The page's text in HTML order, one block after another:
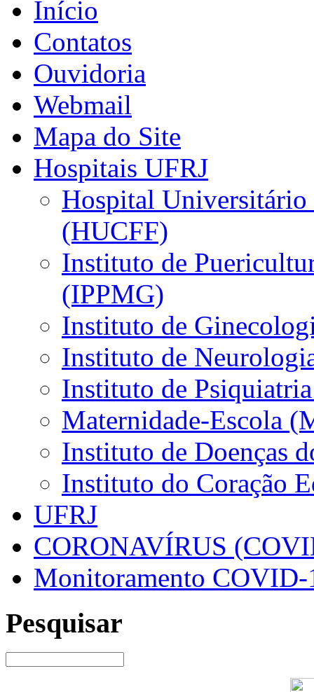
Início
Contatos
Ouvidoria
Webmail
Mapa do Site
Hospitais UFRJ
Hospital
(HUCFF)
Instituto de
(IPPMG)
Instituto de
Instituto de
Instituto de
Maternidade-Escola
Instituto de Doenças
Instituto do Coração
UFRJ
CORONAVÍRUS
Monitoramento COVID-
Pesquisar